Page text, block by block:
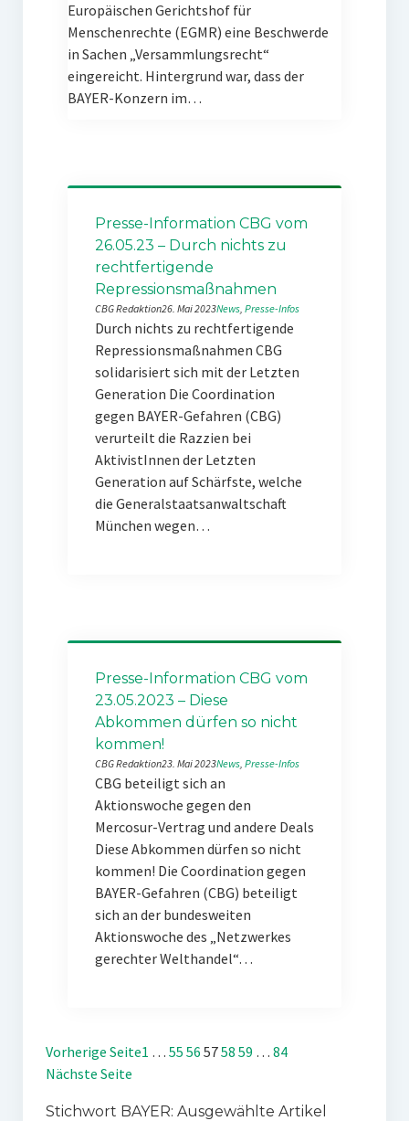
Europäischen Gerichtshof für
Menschenrechte (EGMR) eine Beschwerde
in Sachen „Versammlungsrecht“
eingereicht. Hintergrund war, dass der
BAYER-Konzern im…
Presse-Information CBG vom
26.05.23 – Durch nichts zu
rechtfertigende
Repressionsmaßnahmen
CBG Redaktion26. Mai 2023News, Presse-Infos
Durch nichts zu rechtfertigende
Repressionsmaßnahmen CBG
solidarisiert sich mit der Letzten
Generation Die Coordination
gegen BAYER-Gefahren (CBG)
verurteilt die Razzien bei
AktivistInnen der Letzten
Generation auf Schärfste, welche
die Generalstaatsanwaltschaft
München wegen…
Presse-Information CBG vom
23.05.2023 – Diese
Abkommen dürfen so nicht
kommen!
CBG Redaktion23. Mai 2023News, Presse-Infos
CBG beteiligt sich an
Aktionswoche gegen den
Mercosur-Vertrag und andere Deals
Diese Abkommen dürfen so nicht
kommen! Die Coordination gegen
BAYER-Gefahren (CBG) beteiligt
sich an der bundesweiten
Aktionswoche des „Netzwerkes
gerechter Welthandel“…
Vorherige Seite1 … 55 56 5758 59 … 84
Nächste Seite
Stichwort BAYER: Ausgewählte Artikel